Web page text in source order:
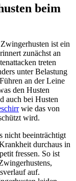
beim
ist ein
zunächst an
treten
unter Belastung
an der Leine
den Husten
auch bei Husten
wie das von
wird.
nicht beeinträchtigt
durchaus in
fressen. So ist
auf.